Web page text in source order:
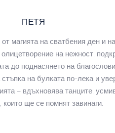
ПЕТЯ
магията на сватбения ден и
на нежност,
до поднасянето на
на булката по-лека и
– вдъхновява танците,
които ще се помнят завинаги.